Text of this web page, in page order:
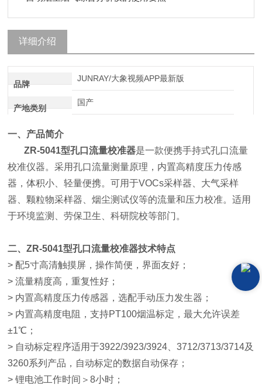
详细介绍
品牌
JUNRAY/大象视频APP最新版
产地类别
国产
一、产品简介
ZR-5041型孔口流量校准器是一款便携手持式孔口流量
校准仪器。采用孔口流量测量原理，内置高精度压力传感
器，体积小、轻量便携。可用于VOCs采样器、大气采样
器、颗粒物采样器、烟尘测试仪等的流量和压力校准。适用
于环境监测、劳保卫生、科研院校等部门。
二、ZR-5041型孔口流量校准器技术特点
> 配5寸高清触摸屏，操作简便，界面友好；
> 流量精度高，重复性好；
> 内置高精度压力传感器，选配手动压力发生器；
> 内置高精度电阻，支持PT100烟温标定，最大允许误差
±1℃；
> 自动标定程序适用于3922/3923/3924、3712/3713/3714及
3260系列产品，自动标定的数据自动保存；
> 锂电池工作时间＞8小时；